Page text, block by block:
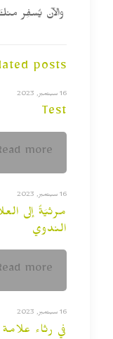
والآن يُسفِر
posts
16 سبتمبر, 2023
Test
more
16 سبتمبر, 2023
مرثيَةٌ إلى
الندوي
more
16 سبتمبر, 2023
في رثاء